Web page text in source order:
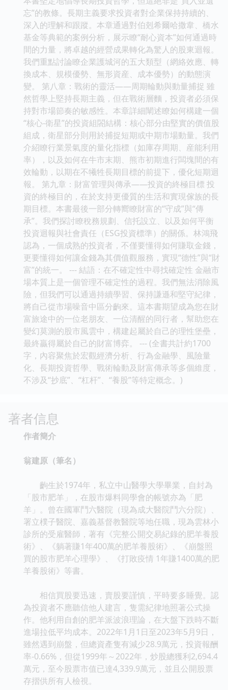
忘”的教條。長期主義要求投資者對企業保持持續的、
深入的理解和跟蹤。本章通過對伯剋希爾哈撒韋、橋水
基金等典範的案例分析，展示瞭“耐心資本”如何通過時
間的力量，將卓越的經營成果轉化為驚人的股東迴報。
我們重點討論瞭企業護城河的五大類型（網絡效應、轉
換成本、規模優勢、無形資産、成本優勢）的動態演
變。 第八章：戰術的靈活——周期輪動與動量捕捉 雖
然哲學上堅持長期主義，但在戰術層麵，投資者必須保
持對市場節奏的敏感性。本章詳細闡述瞭如何構建一個
“核心-衛星”的投資組閤結構：核心部分由堅實的價值股
組成，衛星部分則用於捕捉短期或中期市場動量。我們
介紹瞭行業景氣度的量化指標（如庫存周期、産能利用
率），以及如何在牛市末期、熊市初期進行闆塊間的有
效輪動，以期在不犧牲長期目標的前提下，優化短期迴
報。 第九章：財富管理與傳承——投資的終極目標 投
資的終極目的，在於支持更優質的生活和實現傢族的長
期目標。本書最後一部分轉嚮瞭財富的“守成”與“傳
承”。我們探討瞭稅務規劃、信托設立、以及如何平衡
投資迴報與社會責任（ESG投資標準）的關係。林鴻飛
認為，一個成熟的投資者，不僅要懂得如何賺取金錢，
更要懂得如何讓金錢為其價值觀服務，實現“德性”與“財
富”的統一。 --- 結語：在不確定性中尋找確定性 金融市
場本質上是一個管理不確定性的過程。我們無法消除風
險，但我們可以通過持續學習、保持謙遜和堅守紀律，
將自己從市場噪音中區分齣來。這本書期望成為您在財
富旅途中的一位老朋友、一位清醒的同行者，幫助您在
變幻莫測的股市風雲中，構建起屬於自己的理性堡壘，
最終贏得屬於自己的財富博弈。 --- (全書共計約1700
字，內容聚焦於宏觀經濟分析、行為金融學、風險量
化、長期投資哲學、戰術輪動及財富傳承等多個維度，
不涉及“抄底”、“杠杆”、“養股”等特定概念。)
著者信息
作者簡介
翁建原（筆名）
齣生於1974年，私立中山醫學大學畢業，自封為
「股市肥羊」，在股市爆料同學會的帳號亦為「肥
羊」。曾在國軍鬥六醫院（現為成大醫院鬥六分院）、
署立樸子醫院、嘉義基督教醫院等地任職，現為雲林小
診所的受雇醫師，著有《完整公開交易紀錄的肥羊養股
術》、《躺著賺1年400萬的肥羊養股術》、《崩盤照
買的股市肥羊心理學》、《打敗疫情 1年賺1400萬的肥
羊養股術》等書。
相信買股要迅速，賣股要謹慎，平時要多睡覺。認
為投資者不應聽信他人建言，隻需紀律地照著公式操
作。他利用自創的肥羊派波浪理論，在大盤下跌時不斷
進場拉低平均成本。2022年1月1日至2023年5月9日，
雖然遇到崩盤，但總資產隻有減少28.9萬元，投資報酬
率-0.66%，但從1999年～2022年，炒股總獲利2,694.4
萬元，至今股票市值已達4,339.9萬元，並且公開股票
存摺供所有人檢視。